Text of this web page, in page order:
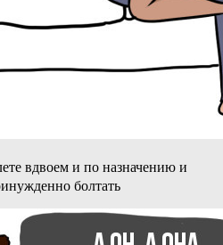
вдвоем и по назначению и
болтать